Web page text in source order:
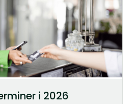
i 2026